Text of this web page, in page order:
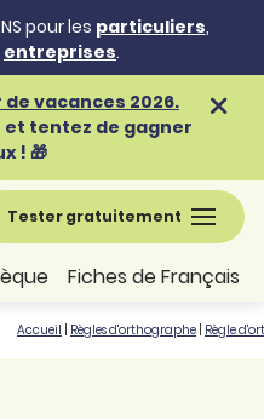
pour les particuliers,
entreprises.
vacances 2026.
tentez de gagner
! 🎁
Tester gratuitement
Fiches de Français
Accueil Règles d'orthographe Règle